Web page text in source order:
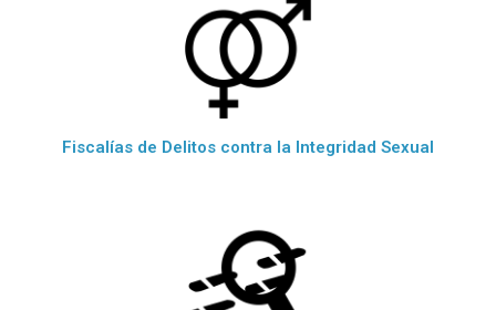
Fiscalías de Delitos contra la Integridad Sexual